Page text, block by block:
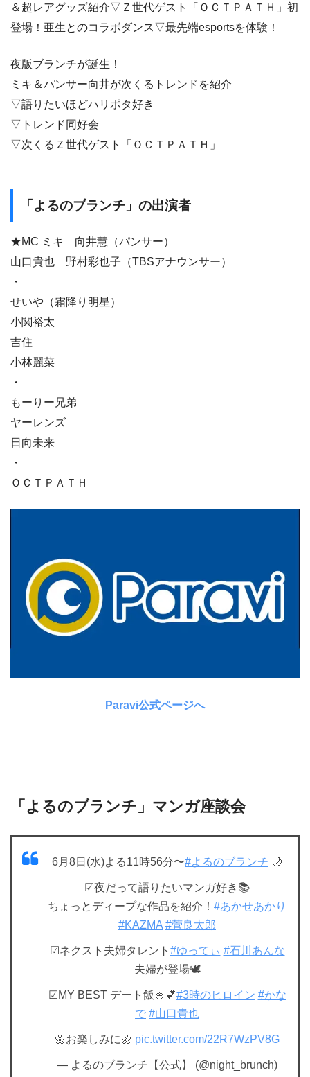
＆超レアグッズ紹介▽Ｚ世代ゲスト「ＯＣＴＰＡＴＨ」初
登場！亜生とのコラボダンス▽最先端esportsを体験！
夜版ブランチが誕生！
ミキ＆パンサー向井が次くるトレンドを紹介
▽語りたいほどハリポタ好き
▽トレンド同好会
▽次くるＺ世代ゲスト「ＯＣＴＰＡＴＨ」
「よるのブランチ」の出演者
★MC ミキ 向井慧（パンサー）
山口貴也 野村彩也子（TBSアナウンサー）
・
せいや（霜降り明星）
小関裕太
吉住
小林麗菜
・
もーりー兄弟
ヤーレンズ
日向未来
・
ＯＣＴＰＡＴＨ
Paravi公式ページへ
「よるのブランチ」マンガ座談会
6月8日(水)よる11時56分〜#よるのブランチ 🌙
☑︎夜だって語りたいマンガ好き📚
ちょっとディープな作品を紹介！ #あかせあかり
#KAZMA #菅良太郎
☑︎ネクスト夫婦タレント #ゆってぃ #石川あんな
夫婦が登場🕊
☑︎MY BEST デート飯🍚💕#3時のヒロイン #かな
で #山口貴也
🌼お楽しみに🌼 pic.twitter.com/22R7WzPV8G
— よるのブランチ【公式】 (@night_brunch)